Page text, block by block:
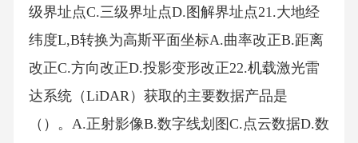
级界址点C.三级界址点D.图解界址点21.大地经
纬度L,B转换为高斯平面坐标A.曲率改正B.距离
改正C.方向改正D.投影变形改正22.机载激光雷
达系统（LiDAR）获取的主要数据产品是
（）。A.正射影像B.数字线划图C.点云数据D.数